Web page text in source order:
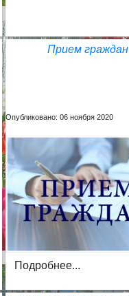
Прием граждан
Опубликовано: 06 ноября 2020
Подробнее...